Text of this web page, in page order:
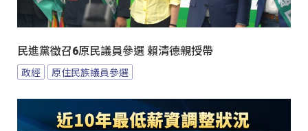
民進黨徵召6原民議員參選 賴清德親授帶
政經 原住民族議員參選